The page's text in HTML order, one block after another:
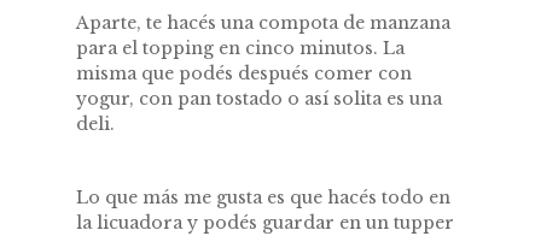
Aparte, te hacés una compota de manzana
para el topping en cinco minutos. La
misma que podés después comer con
yogur, con pan tostado o así solita es una
deli.
Lo que más me gusta es que hacés todo en
la licuadora y podés guardar en un tupper